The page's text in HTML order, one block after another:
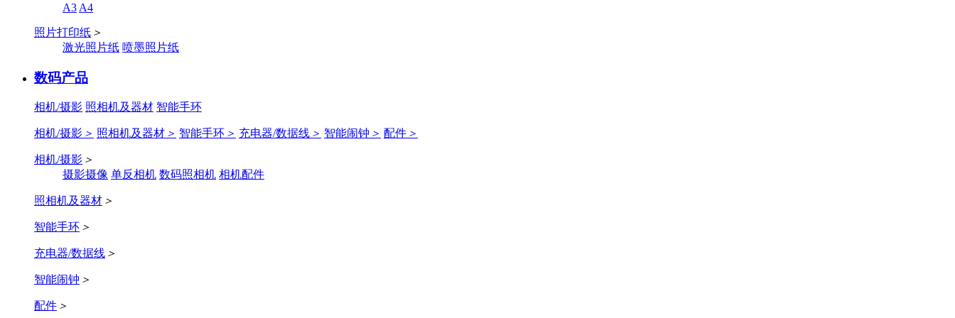
A3 A4
照片打印纸 ＞
激光照片纸 喷墨照片纸
数码产品
相机/摄影 照相机及器材 智能手环
相机/摄影 ＞ 照相机及器材 ＞ 智能手环 ＞ 充电器/数据线 ＞ 智能闹钟 ＞ 配件 ＞
相机/摄影 ＞
摄影摄像 单反相机 数码照相机 相机配件
照相机及器材 ＞
智能手环 ＞
充电器/数据线 ＞
智能闹钟 ＞
配件 ＞